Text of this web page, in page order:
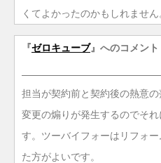
くてよかったのかもしれません
『ゼロキューブ』へのコメント
担当が契約前と契約後の熱意
変更の煽りが発生するのでそ
す。ツーバイフォーはリフォ
た方がよいです。